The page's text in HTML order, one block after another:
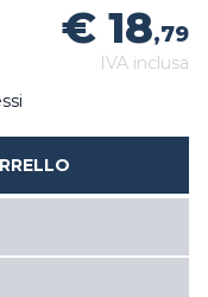
€ 18,79
IVA inclusa